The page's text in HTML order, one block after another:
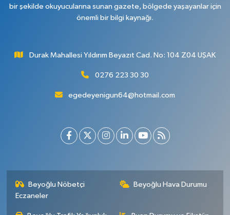
bir şekilde okuyucularına sunan gazete, bölgede yaşayanlar için
önemli bir bilgi kaynağı.
Durak Mahallesi Yıldırım Beyazıt Cad. No: 104 Z04 UŞAK
0276 223 30 30
egedeyenigun64@hotmail.com
Beyoğlu Nöbetçi
Eczaneler
Beyoğlu Hava Durumu